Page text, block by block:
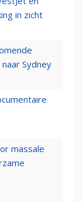
in zicht
Sydney
massale